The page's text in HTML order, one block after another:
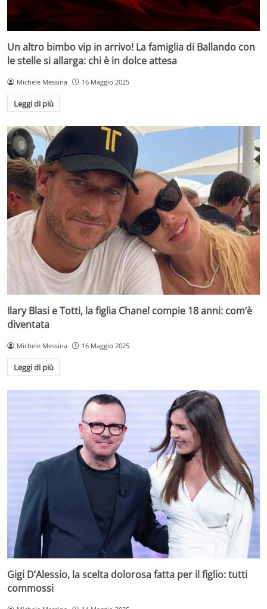
Un altro bimbo vip in arrivo! La famiglia di Ballando con
le stelle si allarga: chi è in dolce attesa
Michele Messina 16 Maggio 2025
Leggi di più
Ilary Blasi e Totti, la figlia Chanel compie 18 anni: com’è
diventata
Michele Messina 16 Maggio 2025
Leggi di più
Gigi D’Alessio, la scelta dolorosa fatta per il figlio: tutti
commossi